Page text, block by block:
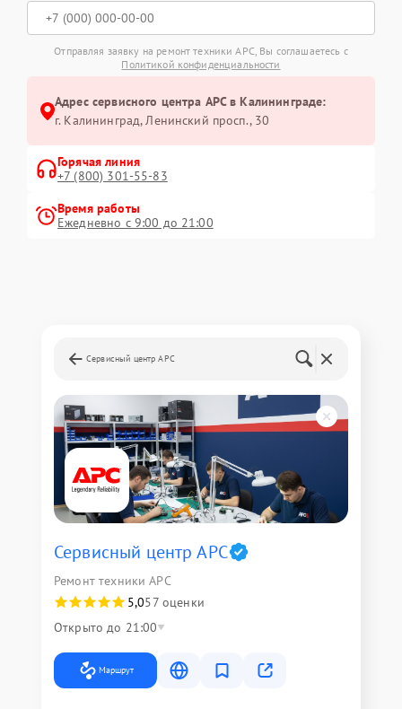
Отправляя заявку на ремонт техники APC, Вы соглашаетесь с
Политикой конфиденциальности
Адрес сервисного центра APC в Калининграде:
г. Калининград, Ленинский просп., 30
Горячая линия
+7 (800) 301-55-83
Время работы
Ежедневно с 9:00 до 21:00
Сервисный центр APC
Сервисный центр APC
Ремонт техники APC
5,057 оценки
Открыто до 21:00
Маршрут